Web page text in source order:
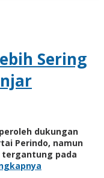
Sering
dukungan
Perindo, namun
pada